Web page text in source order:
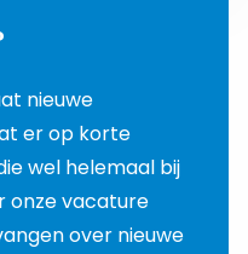
nieuwe
er op korte
wel helemaal bij
onze vacature
over nieuwe